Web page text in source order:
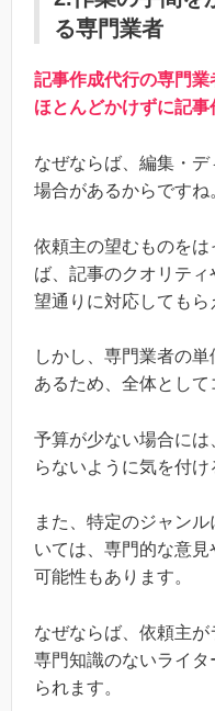
る専門業者
記事作成代行の専門
ほとんどかけずに記事
なぜならば、編集・
場合があるからですね
依頼主の望むものを
ば、記事のクオリテ
望通りに対応してもら
しかし、専門業者の
あるため、全体として
予算が少ない場合に
らないように気を付け
また、特定のジャン
いては、専門的な意
可能性もあります。
なぜならば、依頼主が
専門知識のないライタ
られます。